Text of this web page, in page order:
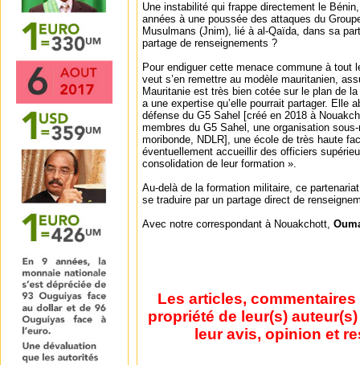
Une instabilité qui frappe directement le
années à une poussée des attaques du
Musulmans (Jnim), lié à al-Qaïda, dans sa
partage de renseignements ?
Pour endiguer cette menace commune à tout
veut s’en remettre au modèle mauritanien,
Mauritanie est très bien cotée sur le plan de
a une expertise qu’elle pourrait partager. Elle
défense du G5 Sahel [créé en 2018 à
membres du G5 Sahel, une organisation
moribonde, NDLR], une école de très haute
éventuellement accueillir des officiers
consolidation de leur formation ».
Au-delà de la formation militaire, ce
se traduire par un partage direct de
Avec notre correspondant à Nouakchott,
Les articles,
propriété de leur(s)
leur avis, opinion et